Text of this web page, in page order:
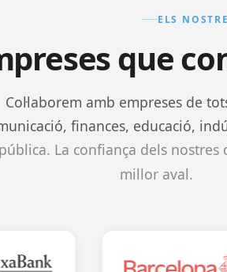
ELS
que
Col·laborem amb empreses de
finances, educació,
La confiança dels nostres
millor aval.